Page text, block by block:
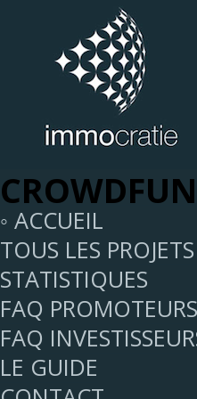
◦ ACCUEIL
TOUS LES PROJETS
STATISTIQUES
FAQ PROMOTEURS
FAQ
LE GUIDE